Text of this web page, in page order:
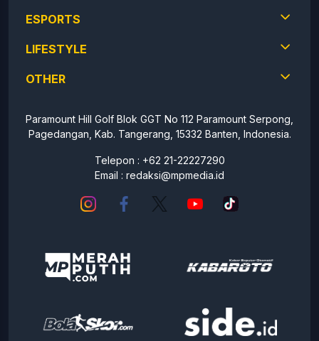
ESPORTS
LIFESTYLE
OTHER
Paramount Hill Golf Blok GGT No 112 Paramount Serpong,
Pagedangan, Kab. Tangerang, 15332 Banten, Indonesia.
Telepon : +62 21-22227290
Email : redaksi@mpmedia.id